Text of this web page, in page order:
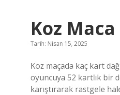
Koz
Tarih: Nisan 15, 2025
Koz maçada kaç kart
oyuncuya 52 kartlık bir
karıştırarak rastgele